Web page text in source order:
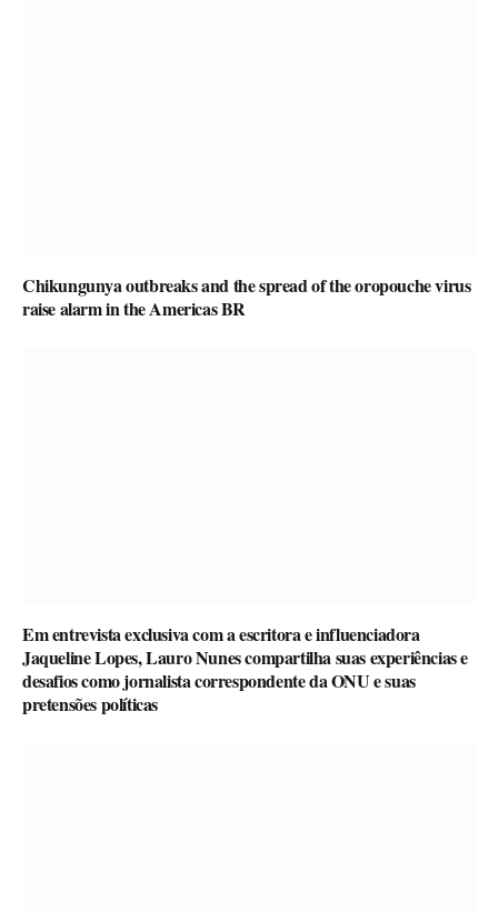
Chikungunya outbreaks and the spread of the oropouche virus
raise alarm in the Americas BR
Em entrevista exclusiva com a escritora e influenciadora
Jaqueline Lopes, Lauro Nunes compartilha suas experiências e
desafios como jornalista correspondente da ONU e suas
pretensões políticas